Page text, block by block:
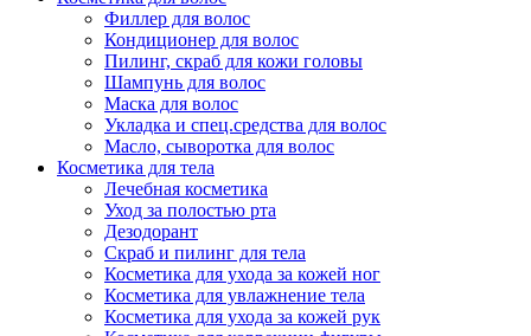
Филлер для волос
Кондиционер для волос
Пилинг, скраб для кожи головы
Шампунь для волос
Маска для волос
Укладка и спец.средства для волос
Масло, сыворотка для волос
Косметика для тела
Лечебная косметика
Уход за полостью рта
Дезодорант
Скраб и пилинг для тела
Косметика для ухода за кожей ног
Косметика для увлажнение тела
Косметика для ухода за кожей рук